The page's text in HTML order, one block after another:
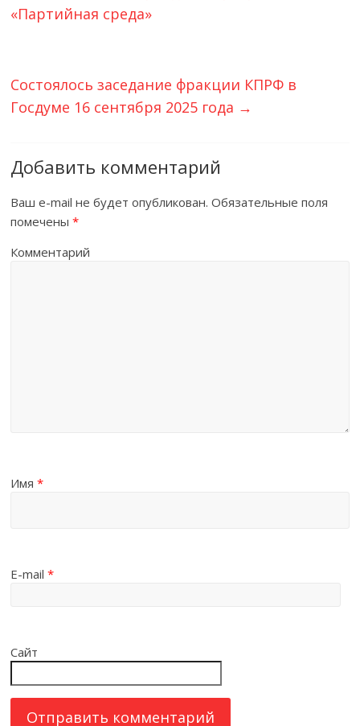
«Партийная среда»
Состоялось заседание фракции КПРФ в
Госдуме 16 сентября 2025 года →
Добавить комментарий
Ваш e-mail не будет опубликован. Обязательные поля
помечены*
Комментарий
Имя*
E-mail*
Сайт